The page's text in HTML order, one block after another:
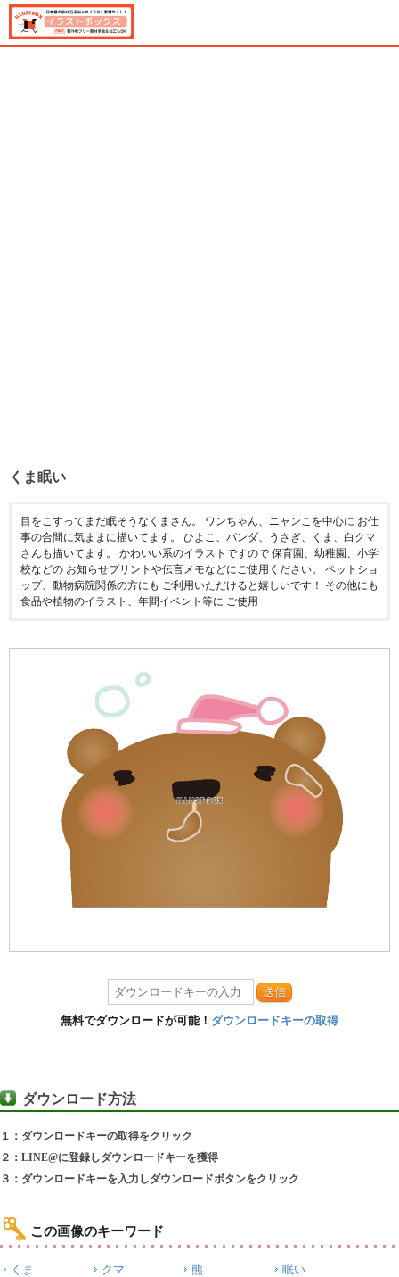
くま眠い
目をこすってまだ眠そうなくまさん。 ワンちゃん、ニャンこを中心に お仕
事の合間に気ままに描いてます。 ひよこ、パンダ、うさぎ、くま、白クマ
さんも描いてます。 かわいい系のイラストですので 保育園、幼稚園、小学
校などの お知らせプリントや伝言メモなどにご使用ください。 ペットショ
ップ、動物病院関係の方にも ご利用いただけると嬉しいです！ その他にも
食品や植物のイラスト、年間イベント等に ご使用
送信
無料でダウンロードが可能！ ダウンロードキーの取得
ダウンロード方法
１：ダウンロードキーの取得をクリック
２：LINE@に登録しダウンロードキーを獲得
３：ダウンロードキーを入力しダウンロードボタンをクリック
この画像のキーワード
くま クマ 熊
眠い